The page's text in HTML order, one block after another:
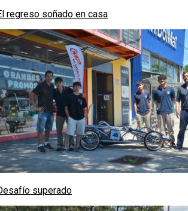
regreso soñado en casa
superado